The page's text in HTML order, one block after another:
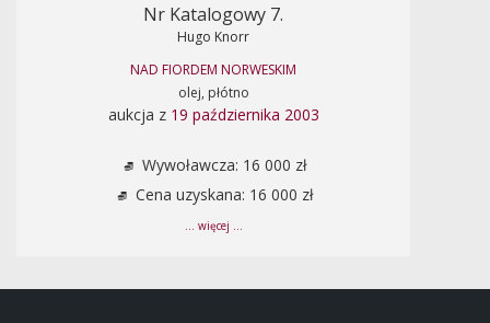
Nr Katalogowy 7.
Hugo Knorr
NAD FIORDEM NORWESKIM
olej, płótno
aukcja z 19 października 2003
Wywoławcza: 16 000 zł
Cena uzyskana: 16 000 zł
... więcej ...